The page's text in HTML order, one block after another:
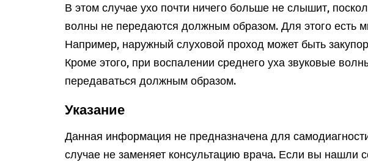
В этом случае ухо почти ничего больше не слышит,
волны не передаются должным образом. Для этого есть
Например, наружный слуховой проход может быть
Кроме этого, при воспалении среднего уха звуковые
передаваться должным образом.
Указание
Данная информация не предназначена для
случае не заменяет консультацию врача. Если вы нашли